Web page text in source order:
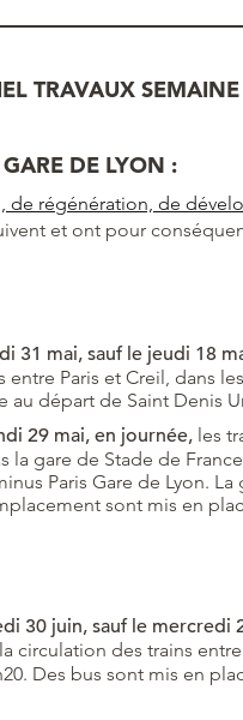
TRAVAUX SEMAINE
DE LYON :
de régénération, de
et ont pour
31 mai, sauf le jeudi 18
Paris et Creil, dans
au départ de Saint Denis
29 mai, en journée, les
la gare de Stade de
Paris Gare de Lyon.
sont mis en
30 juin, sauf le mercredi
circulation des trains
Des bus sont mis en